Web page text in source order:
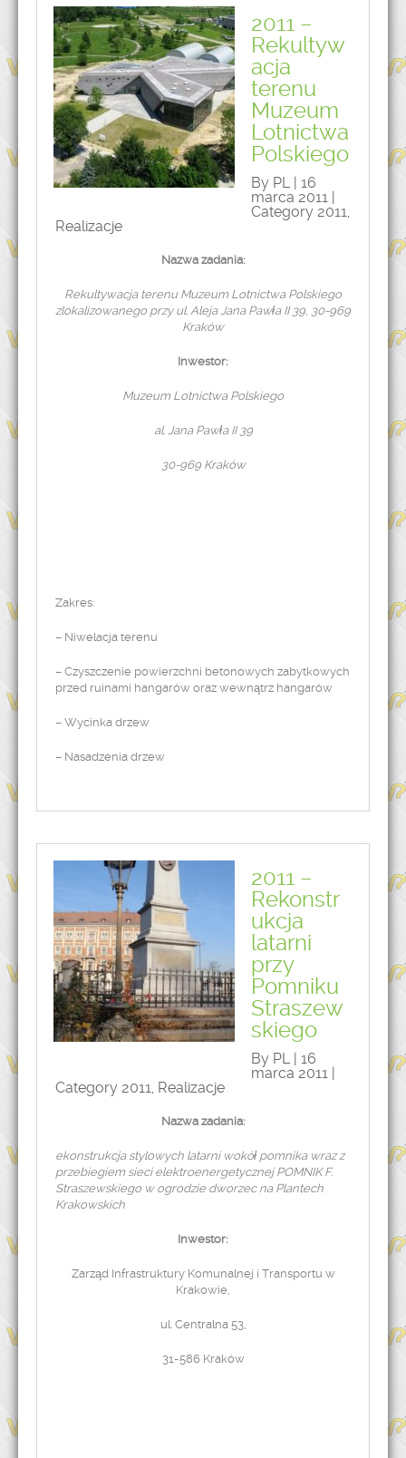
2011 –
Rekultyw
acja
terenu
Muzeum
Lotnictwa
Polskiego
By PL | 16
marca 2011 |
Category 2011,
Realizacje
Nazwa zadania:
Rekultywacja terenu Muzeum Lotnictwa Polskiego
zlokalizowanego przy ul. Aleja Jana Pawła II 39, 30-969
Kraków
Inwestor:
Muzeum Lotnictwa Polskiego
al. Jana Pawła II 39
30-969 Kraków
Zakres:
– Niwelacja terenu
– Czyszczenie powierzchni betonowych zabytkowych
przed ruinami hangarów oraz wewnątrz hangarów
– Wycinka drzew
– Nasadzenia drzew
2011 –
Rekonstr
ukcja
latarni
przy
Pomniku
Straszew
skiego
By PL | 16
marca 2011 |
Category 2011, Realizacje
Nazwa zadania:
ekonstrukcja stylowych latarni wokół pomnika wraz z
przebiegiem sieci elektroenergetycznej POMNIK F.
Straszewskiego w ogrodzie dworzec na Plantech
Krakowskich
Inwestor:
Zarząd Infrastruktury Komunalnej i Transportu w
Krakowie,
ul. Centralna 53,
31-586 Kraków